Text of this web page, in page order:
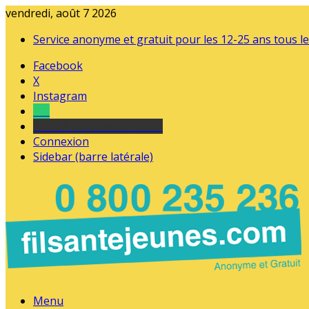
vendredi, août 7 2026
Service anonyme et gratuit pour les 12-25 ans tous
Facebook
X
Instagram
Connexion
Sidebar (barre latérale)
Menu